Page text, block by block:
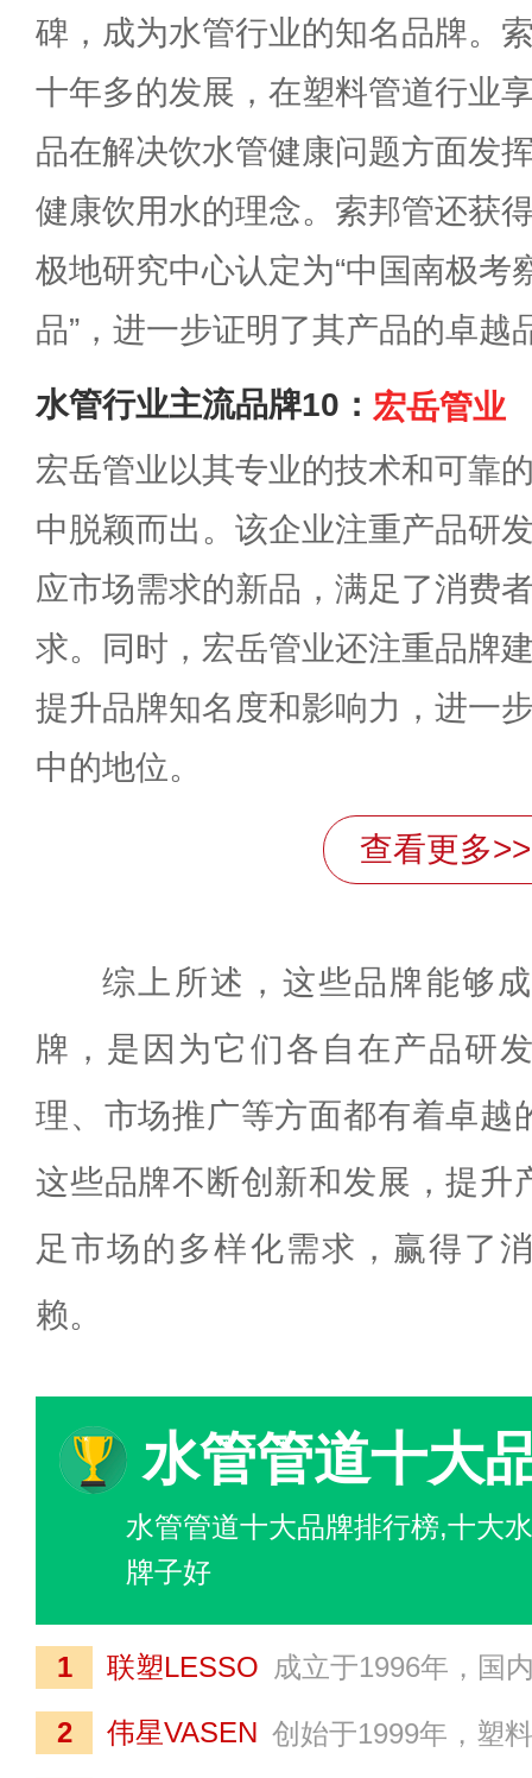
碑，成为水管行业的知名品牌。
十年多的发展，在塑料管道行业
品在解决饮水管健康问题方面发
健康饮用水的理念。索邦管还获
极地研究中心认定为“中国南极考
品”，进一步证明了其产品的卓越
水管行业主流品牌10： 宏岳管业
宏岳管业以其专业的技术和可靠
中脱颖而出。该企业注重产品研
应市场需求的新品，满足了消费
求。同时，宏岳管业还注重品牌
提升品牌知名度和影响力，进一
中的地位。
查看更多>>
综上所述，这些品牌能够
牌，是因为它们各自在产品研
理、市场推广等方面都有着卓越
这些品牌不断创新和发展，提升
足市场的多样化需求，赢得了
赖。
水管管道十大
水管管道十大品牌排行榜,十大
牌子好
1 联塑LESSO 成立于1996年，国内规模较大的管道产业系统产品供应商，业务覆盖管道、建材家居、环保、新能源、供应链服务平台等板块的多元化产业上市集团（股票代码：02128.HK）。联塑集团在海内外战略
2 伟星VASEN 创始于1999年，塑料管道行业知名品牌，专注于各类新型塑料管道、净水设备及相关产品研发、生产、销售的综合性产业企业（证券代码：002372）。伟星新材和多个高等院校及业界知名企业建